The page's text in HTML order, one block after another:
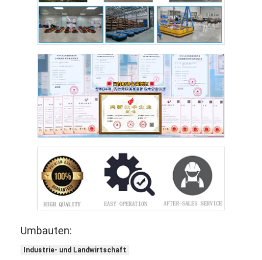
Umbauten:
Industrie- und Landwirtschaft